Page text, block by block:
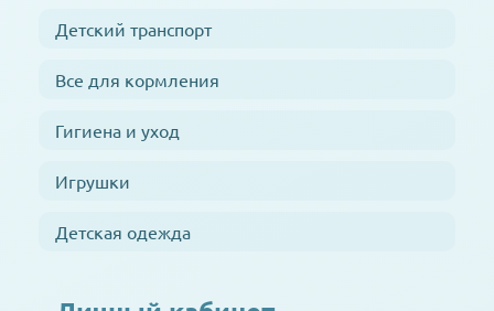
Детский транспорт
Все для кормления
Гигиена и уход
Игрушки
Детская одежда